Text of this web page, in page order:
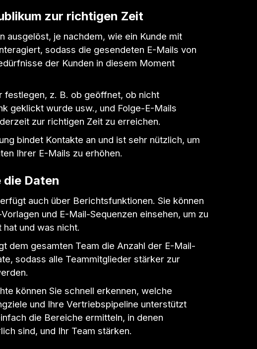
zur richtigen Zeit
ausgelöst, je nachdem, wie ein Kunde mit
sodass die gesendeten E-Mails von
der Kunden in diesem Moment
festlegen, z. B. ob geöffnet, ob nicht
geklickt wurde usw., und Folge-E-Mails
zur richtigen Zeit zu erreichen.
bindet Kontakte an und ist sehr nützlich, um
Ihrer E-Mails zu erhöhen.
Daten
auch über Berichtsfunktionen. Sie können
und E-Mail-Sequenzen einsehen, um zu
und was nicht.
dem gesamten Team die Anzahl der E-Mail-
sodass alle Teammitglieder stärker zur
können Sie schnell erkennen, welche
und Ihre Vertriebspipeline unterstützt
die Bereiche ermitteln, in denen
sind, und Ihr Team stärken.